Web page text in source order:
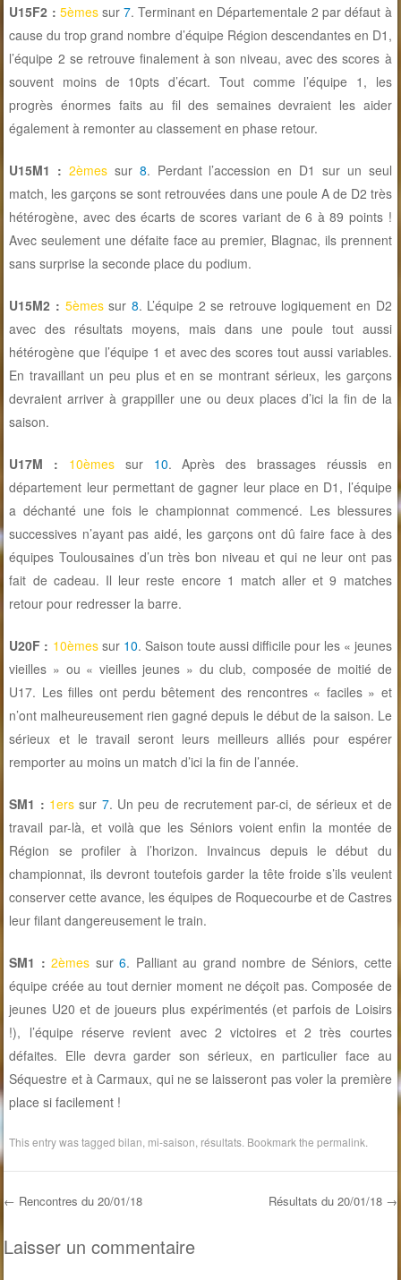
U15F2 : 5èmessur 7. Terminant en Départementale 2 par défaut à
cause du trop grand nombre d’équipe Région descendantes en D1,
l’équipe 2 se retrouve finalement à son niveau, avec des scores à
souvent moins de 10pts d’écart. Tout comme l’équipe 1, les
progrès énormes faits au fil des semaines devraient les aider
également à remonter au classement en phase retour.
U15M1 : 2èmes sur 8. Perdant l’accession en D1 sur un seul
match, les garçons se sont retrouvées dans une poule A de D2 très
hétérogène, avec des écarts de scores variant de 6 à 89 points !
Avec seulement une défaite face au premier, Blagnac, ils prennent
sans surprise la seconde place du podium.
U15M2 : 5èmessur 8. L’équipe 2 se retrouve logiquement en D2
avec des résultats moyens, mais dans une poule tout aussi
hétérogène que l’équipe 1 et avec des scores tout aussi variables.
En travaillant un peu plus et en se montrant sérieux, les garçons
devraient arriver à grappiller une ou deux places d’ici la fin de la
saison.
U17M : 10èmes sur 10. Après des brassages réussis en
département leur permettant de gagner leur place en D1, l’équipe
a déchanté une fois le championnat commencé. Les blessures
successives n’ayant pas aidé, les garçons ont dû faire face à des
équipes Toulousaines d’un très bon niveau et qui ne leur ont pas
fait de cadeau. Il leur reste encore 1 match aller et 9 matches
retour pour redresser la barre.
U20F : 10èmessur 10. Saison toute aussi difficile pour les « jeunes
vieilles » ou « vieilles jeunes » du club, composée de moitié de
U17. Les filles ont perdu bêtement des rencontres « faciles » et
n’ont malheureusement rien gagné depuis le début de la saison. Le
sérieux et le travail seront leurs meilleurs alliés pour espérer
remporter au moins un match d’ici la fin de l’année.
SM1 : 1ers sur 7. Un peu de recrutement par-ci, de sérieux et de
travail par-là, et voilà que les Séniors voient enfin la montée de
Région se profiler à l’horizon. Invaincus depuis le début du
championnat, ils devront toutefois garder la tête froide s’ils veulent
conserver cette avance, les équipes de Roquecourbe et de Castres
leur filant dangereusement le train.
SM1 : 2èmes sur6. Palliant au grand nombre de Séniors, cette
équipe créée au tout dernier moment ne déçoit pas. Composée de
jeunes U20 et de joueurs plus expérimentés (et parfois de Loisirs
!), l’équipe réserve revient avec 2 victoires et 2 très courtes
défaites. Elle devra garder son sérieux, en particulier face au
Séquestre et à Carmaux, qui ne se laisseront pas voler la première
place si facilement !
This entry was taggedbilan mi-saison résultats . Bookmark thepermalink
Post navigation
← Rencontres du 20/01/18 Résultats du 20/01/18 →
Laisser un commentaire